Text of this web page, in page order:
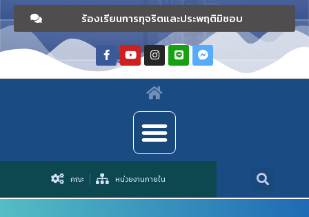
ร้องเรียนการทุจริตและประพฤติมิชอบ
คณะ หน่วยงานภายใน